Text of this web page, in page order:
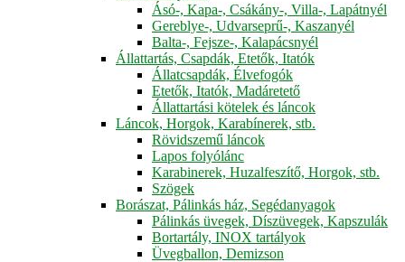
Ásó-, Kapa-, Csákány-, Villa-, Lapátnyél
Gereblye-, Udvarseprű-, Kaszanyél
Balta-, Fejsze-, Kalapácsnyél
Állattartás, Csapdák, Etetők, Itatók
Állatcsapdák, Élvefogók
Etetők, Itatók, Madáretető
Állattartási kötelek és láncok
Láncok, Horgok, Karabínerek, stb.
Rövidszemű láncok
Lapos folyólánc
Karabinerek, Huzalfeszítő, Horgok, stb.
Szögek
Borászat, Pálinkás ház, Segédanyagok
Pálinkás üvegek, Díszüvegek, Kapszulák
Bortartály, INOX tartályok
Üvegballon, Demizson